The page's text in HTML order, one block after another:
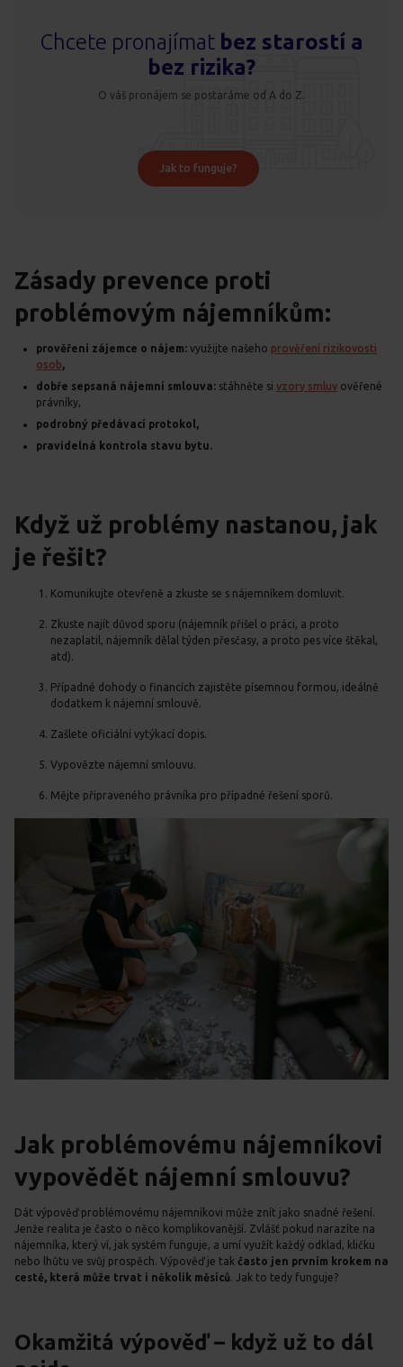
Chcete pronajímat bez starostí a
bez rizika?
O váš pronájem se postaráme od A do Z.
Jak to funguje?
Zásady prevence proti
problémovým nájemníkům:
prověření zájemce o nájem: využijte našeho prověření rizikovosti
osob,
dobře sepsaná nájemní smlouva: stáhněte si vzory smluv ověřené
právníky,
podrobný předávací protokol,
pravidelná kontrola stavu bytu.
Když už problémy nastanou, jak
je řešit?
Komunikujte otevřeně a zkuste se s nájemníkem domluvit.
Zkuste najít důvod sporu (nájemník přišel o práci, a proto
nezaplatil, nájemník dělal týden přesčasy, a proto pes více štěkal,
atd).
Případné dohody o financích zajistěte písemnou formou, ideálně
dodatkem k nájemní smlouvě.
Zašlete oficiální vytýkací dopis.
Vypovězte nájemní smlouvu.
Mějte připraveného právníka pro případné řešení sporů.
Jak problémovému nájemníkovi
vypovědět nájemní smlouvu?
Dát výpověď problémovému nájemníkovi může znít jako snadné řešení.
Jenže realita je často o něco komplikovanější. Zvlášť pokud narazíte na
nájemníka, který ví, jak systém funguje, a umí využít každý odklad, kličku
nebo lhůtu ve svůj prospěch. Výpověď je tak často jen prvním krokem na
cestě, která může trvat i několik měsíců. Jak to tedy funguje?
Okamžitá výpověď – když už to dál